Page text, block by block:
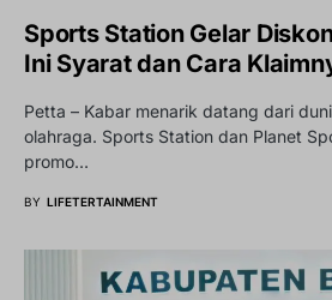
Sports Station Gelar
Ini Syarat dan Cara
Petta – Kabar menarik datang dari
olahraga. Sports Station dan Planet
promo…
BY LIFETERTAINMENT